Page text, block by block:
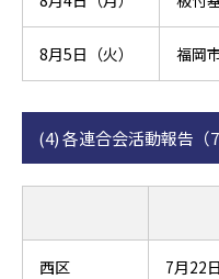
8月5日（火） 福岡
(4) 各連合会活動報告（7
西区 7月22